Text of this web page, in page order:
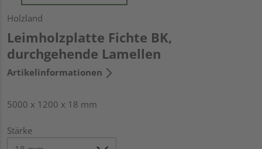
Holzland
Leimholzplatte Fichte BK,
durchgehende Lamellen
Artikelinformationen
5000 x 1200 x 18 mm
Stärke